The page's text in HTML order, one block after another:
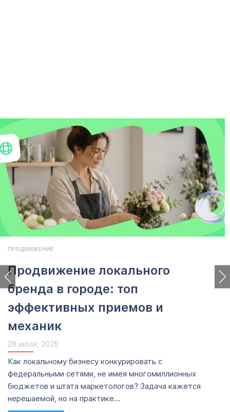
ПРОДВИЖЕНИЕ
Продвижение локального
бренда в городе: топ
эффективных приемов и
механик
28 июля, 2026
Как локальному бизнесу конкурировать с
федеральными сетями, не имея многомиллионных
бюджетов и штата маркетологов? Задача кажется
нерешаемой, но на практике...